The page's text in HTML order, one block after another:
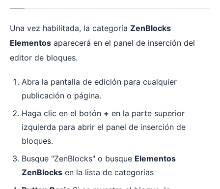
Una vez habilitada, la categoría ZenBlocks
Elementos aparecerá en el panel de inserción del
editor de bloques.
Abra la pantalla de edición para cualquier
publicación o página.
Haga clic en el botón + en la parte superior
izquierda para abrir el panel de inserción de
bloques.
Busque "ZenBlocks" o busque Elementos
ZenBlocks en la lista de categorías